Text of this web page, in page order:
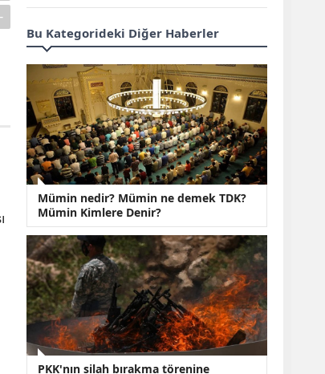
Spot ve Vadeli İşlem
Arasındaki Farklar |
İçin Daha Uygun?
ABD-İran Anlaşması
Sonrası Altın Rekora
Koştu, Petrol
Fiyatları Sert Düştü
Temmuz 2026 Maaş
Zammı Netleşiyor!
Memur, Emekli ve
Sosyal Yardımlarda
Yeni Oranlar
KOSGEB’den
KOBİ’lere Dev
Finansman Hamlesi:
36 Ay Vadeli 30
Milyon TL Destek
Emekli Maaşlarında
Temmuz Hesabı:
Bu Kategorideki Diğer Haberler
Mümin nedir? Mümin ne demek TDK?
Mümin Kimlere Denir?
PKK'nın silah bırakma törenine